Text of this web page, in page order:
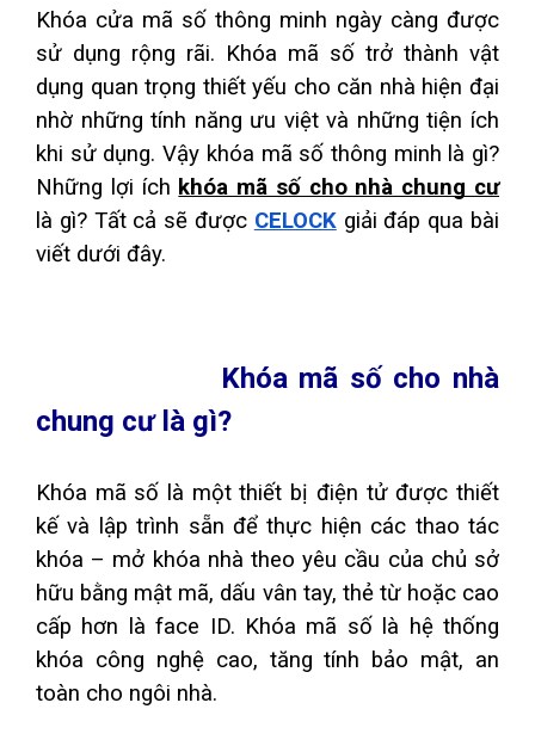
Tin Tức
Giới Thiệu
Lịch Sử
Giấy Chứng Nhận
Hợp Tác
DỊCH VỤ
Khóa Bluetooth
Khóa khách sạn
Khóa vân tay
Khóa cửa nhôm
Khóa cửa kính
Khóa cửa mã số thông minh ngày càng được
sử dụng rộng rãi. Khóa mã số trở thành vật
dụng quan trọng thiết yếu cho căn nhà hiện đại
nhờ những tính năng ưu việt và những tiện ích
khi sử dụng. Vậy khóa mã số thông minh là gì?
Những lợi ích khóa mã số cho nhà chung cư
là gì? Tất cả sẽ được CELOCK giải đáp qua bài
viết dưới đây.
Khóa mã số cho nhà
chung cư là gì?
Khóa mã số là một thiết bị điện tử được thiết
kế và lập trình sẵn để thực hiện các thao tác
khóa – mở khóa nhà theo yêu cầu của chủ sở
hữu bằng mật mã, dấu vân tay, thẻ từ hoặc cao
cấp hơn là face ID. Khóa mã số là hệ thống
khóa công nghệ cao, tăng tính bảo mật, an
toàn cho ngôi nhà.